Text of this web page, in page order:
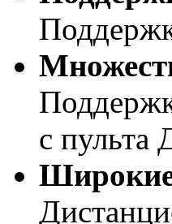
с пульта
Широкие